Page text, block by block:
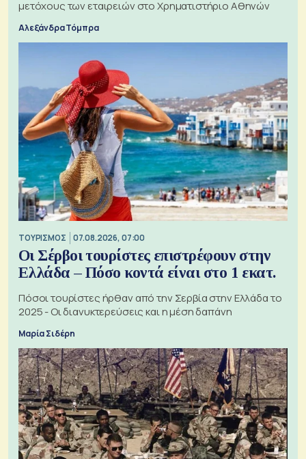
μετόχους των εταιρειών στο Χρηματιστήριο Αθηνών
Αλεξάνδρα Τόμπρα
ΤΟΥΡΙΣΜΟΣ 07.08.2026, 07:00
Οι Σέρβοι τουρίστες επιστρέφουν στην
Ελλάδα – Πόσο κοντά είναι στο 1 εκατ.
Πόσοι τουρίστες ήρθαν από την Σερβία στην Ελλάδα το
2025 - Οι διανυκτερεύσεις και η μέση δαπάνη
Μαρία Σιδέρη